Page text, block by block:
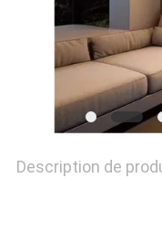
CITATION
PLAN
SITE
Description de